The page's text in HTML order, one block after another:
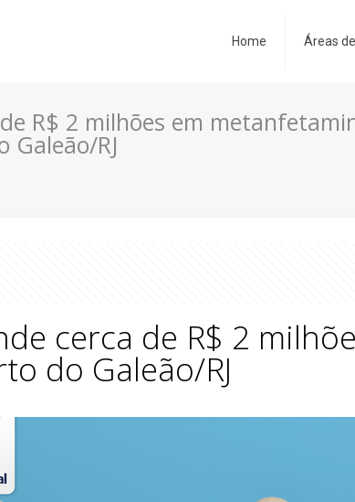
Home Áreas
R$ 2 milhões em
RJ
cerca de R$ 2
do Galeão/RJ